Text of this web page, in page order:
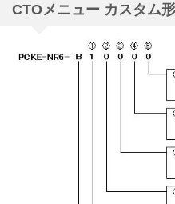
CTOメニュー カスタム